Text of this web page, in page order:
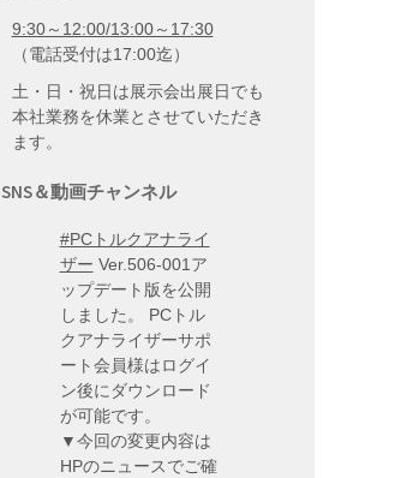
9:30～12:00/13:00～17:30
（電話受付は17:00迄）
土・日・祝日は展示会出展日でも
本社業務を休業とさせていただき
ます。
SNS＆動画チャンネル
#PCトルクアナライ
ザー Ver.506-001ア
ップデート版を公開
しました。 PCトル
クアナライザーサポ
ート会員様はログイ
ン後にダウンロード
が可能です。
▼今回の変更内容は
HPのニュースでご確